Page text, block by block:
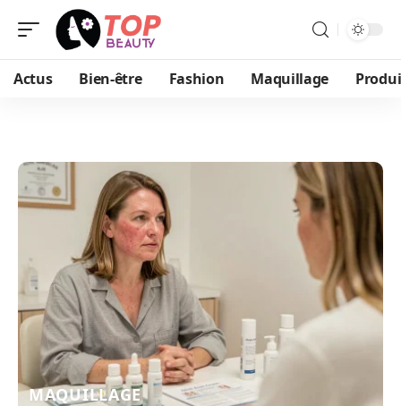
Actus Bien-être Fashion Maquillage
MAQUILLAGE